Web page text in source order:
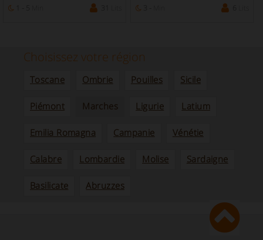
Choisissez votre région
Toscane Ombrie Pouilles Sicile
Piémont Marches Ligurie Latium
Emilia Romagna Campanie Vénétie
Calabre Lombardie Molise Sardaigne
Basilicate Abruzzes